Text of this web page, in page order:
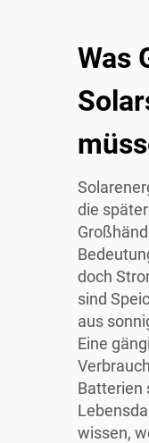
Was
die
doch
sind
aus
Eine
Batterien
wissen,